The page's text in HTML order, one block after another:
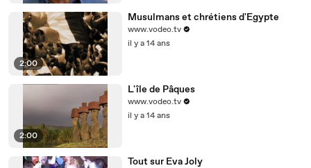
2:00
Musulmans et chrétiens d'Egypte
www.vodeo.tv
il y a 14 ans
2:00
L'île de Pâques
www.vodeo.tv
il y a 14 ans
Tout sur Eva Joly